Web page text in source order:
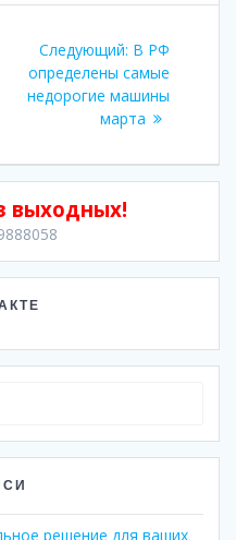
Следующий: Следующая
запись:
В РФ
определены самые
недорогие машины
марта
выходных!
решение для ваших